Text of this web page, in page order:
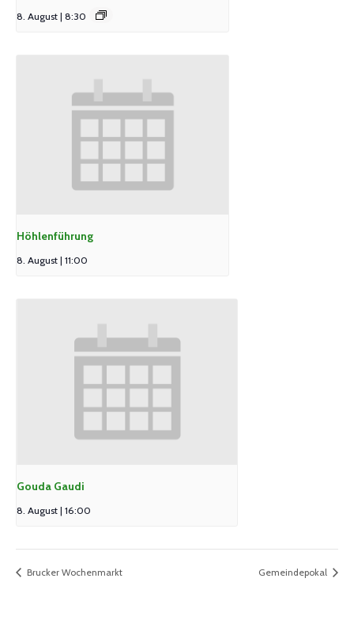
8. August | 8:30
Höhlenführung
8. August | 11:00
Gouda Gaudi
8. August | 16:00
Brucker Wochenmarkt Gemeindepokal